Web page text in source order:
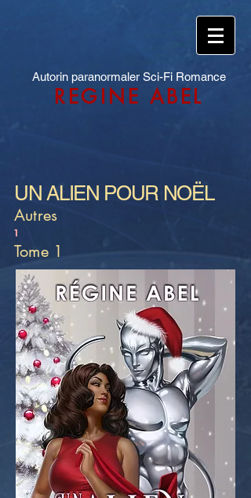
Autorin paranormaler Sci-Fi Romance
REGINE ABEL
UN ALIEN POUR NOËL
Autres
1
Tome 1